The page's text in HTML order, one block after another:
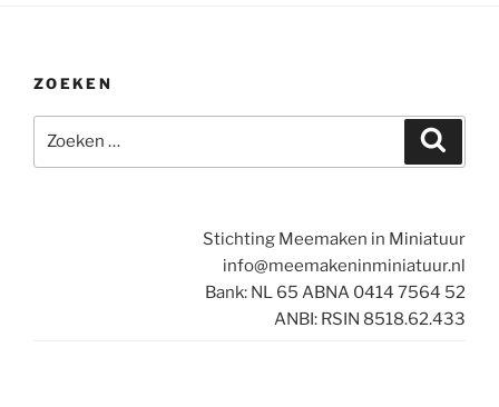
ZOEKEN
naar:
Stichting Meemaken in Miniatuur
info@meemakeninminiatuur.nl
Bank: NL 65 ABNA 0414 7564 52
ANBI: RSIN 8518.62.433